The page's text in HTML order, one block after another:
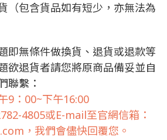
（包含貨品如有短少，亦無法為
即無條件做換貨、退貨或退款等
欲退貨者請您將原商品備妥並自
聯繫：
9：00~下午16:00
4805或E-mail至官網信箱：
，我們會儘快回覆您。